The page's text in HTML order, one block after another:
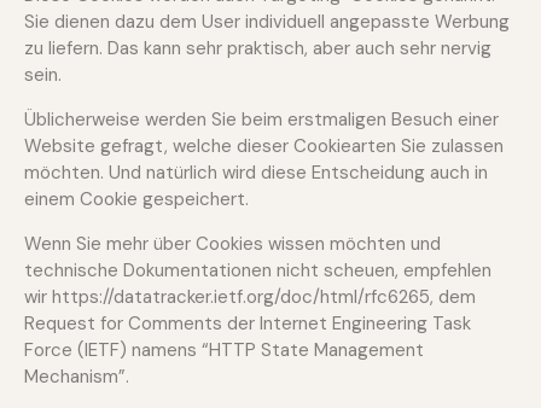
Sie dienen dazu dem User individuell angepasste Werbung
zu liefern. Das kann sehr praktisch, aber auch sehr nervig
sein.
Üblicherweise werden Sie beim erstmaligen Besuch einer
Website gefragt, welche dieser Cookiearten Sie zulassen
möchten. Und natürlich wird diese Entscheidung auch in
einem Cookie gespeichert.
Wenn Sie mehr über Cookies wissen möchten und
technische Dokumentationen nicht scheuen, empfehlen
wir https://datatracker.ietf.org/doc/html/rfc6265, dem
Request for Comments der Internet Engineering Task
Force (IETF) namens “HTTP State Management
Mechanism”.